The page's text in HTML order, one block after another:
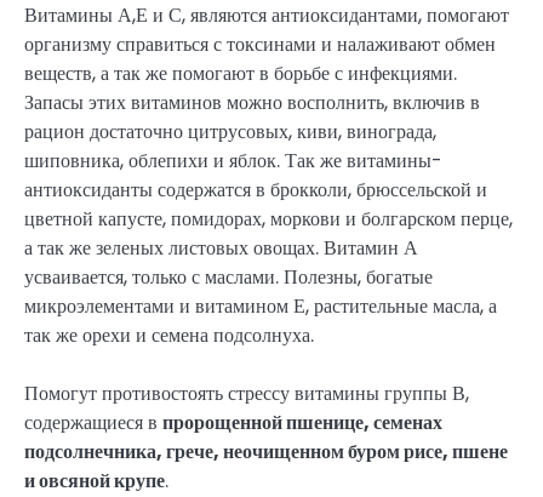
Витамины А,Е и С, являются антиоксидантами, помогают
организму справиться с токсинами и налаживают обмен
веществ, а так же помогают в борьбе с инфекциями.
Запасы этих витаминов можно восполнить, включив в
рацион достаточно цитрусовых, киви, винограда,
шиповника, облепихи и яблок. Так же витамины-
антиоксиданты содержатся в брокколи, брюссельской и
цветной капусте, помидорах, моркови и болгарском перце,
а так же зеленых листовых овощах. Витамин А
усваивается, только с маслами. Полезны, богатые
микроэлементами и витамином Е, растительные масла, а
так же орехи и семена подсолнуха.
Помогут противостоять стрессу витамины группы В,
содержащиеся в пророщенной пшенице, семенах
подсолнечника, грече, неочищенном буром рисе, пшене
и овсяной крупе.